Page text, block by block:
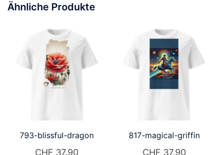
Ähnliche Produkte
793-blissful-dragon
CHF 37.90
817-magical-griffin
CHF 37.90